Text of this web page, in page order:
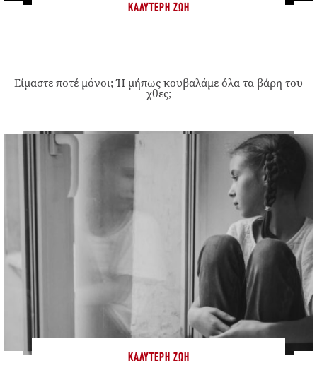
ΚΑΛΎΤΕΡΗ ΖΩΉ
Είμαστε ποτέ μόνοι; Ή μήπως κουβαλάμε όλα τα βάρη του
χθες;
ΚΑΛΎΤΕΡΗ ΖΩΉ